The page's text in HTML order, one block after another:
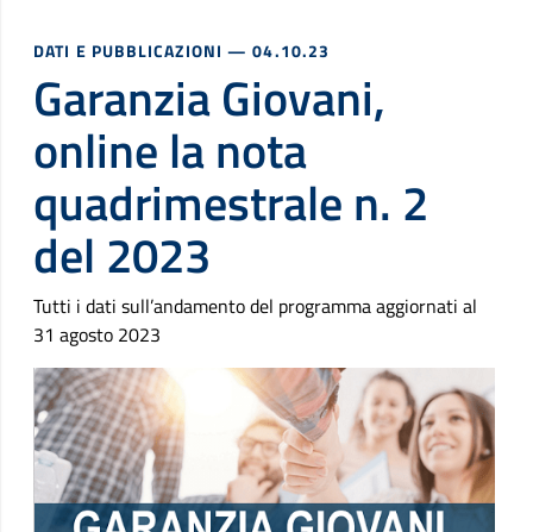
DATI E PUBBLICAZIONI — 04.10.23
Garanzia Giovani,
online la nota
quadrimestrale n. 2
del 2023
Tutti i dati sull’andamento del programma aggiornati al
31 agosto 2023